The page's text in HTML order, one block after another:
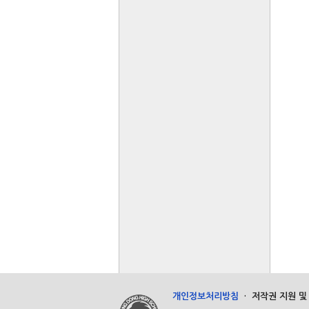
개인정보처리방침 · 저작권 지원 및